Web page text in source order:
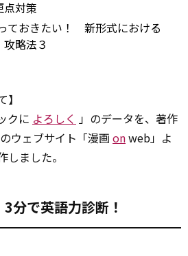
点対策
っておきたい！ 新形式における
攻略法３
クに よろしく 」のデータを、著作
ウェブサイト「漫画 onweb」よ
しました。
3分で英語力診断！